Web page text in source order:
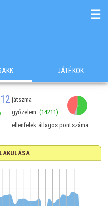
☰
JÁTÉKOK
játszma
győzelem (14211)
ellenfelek átlagos pontszáma